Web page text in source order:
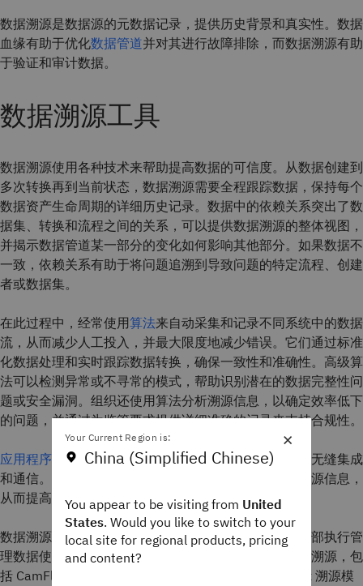
数据溯源是数据源的元数据记录，提供历史背景和真实性。数据
血缘有助于优化数据管道并对其进行故障排除，而数据溯源有助
于验证和审计数据。
数据溯源工具
数据溯源使用各种技术来帮助提高数据的可信度。从数据创建到
多次转换再到当前状态，数据溯源需要全程跟踪数据，保持每个
数据资产生命周期的详细历史记录。数据中的依赖关系突出了数
据集、转换和流程之间的关系，可以提供数据溯源的整体视图，
并揭示数据管道某一部分的变化如何影响其他部分。如果数据不
一致，依赖关系有助于将问题追溯到导致问题的特定流程、创建
者或数据集。
在此过程中，经常使用算法来自动采集和记录不同系统中的数据
流，从而减少人工投入，并最大限度地减少错误。它们通过标准
化数据处理和实时跟踪数据转换，确保一致性和准确性。高级算
法可以检测异常或不寻常的模式，帮助识别潜在的数据完整性问
题或安全漏洞。组织还使用算法分析溯源信息，以确定效率低下
的问题，并通过为监管要求提供详细准确的记录来支持合规性。
应用程序接口 用于促进不同系统、工具和数据源之间的无缝集成
和通信。它们能够跨不同平台自动收集、共享和更新溯源信息，
从而提高溯源记录的准确性和完整性。
数据溯源为组织提供了必要的背景信息，以便在公司内部执行管
理数据使用的政策、标准和实践。有几种工具支持数据溯源，包
括 CamFlow 项目、开源开普勒科学工作流系统、Linux 溯源模
×
Your Current Region is:
China (Simplified Chinese)
You appear to be visiting from United
States. Would you like to switch to your
local site for regional products, pricing
and content?